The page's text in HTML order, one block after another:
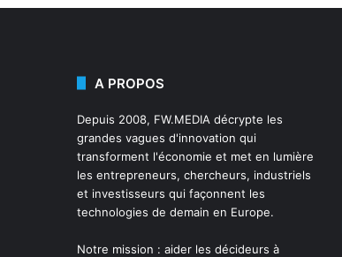
A PROPOS
Depuis 2008, FW.MEDIA décrypte les
grandes vagues d'innovation qui
transforment l'économie et met en lumière
les entrepreneurs, chercheurs, industriels
et investisseurs qui façonnent les
technologies de demain en Europe.
Notre mission : aider les décideurs à